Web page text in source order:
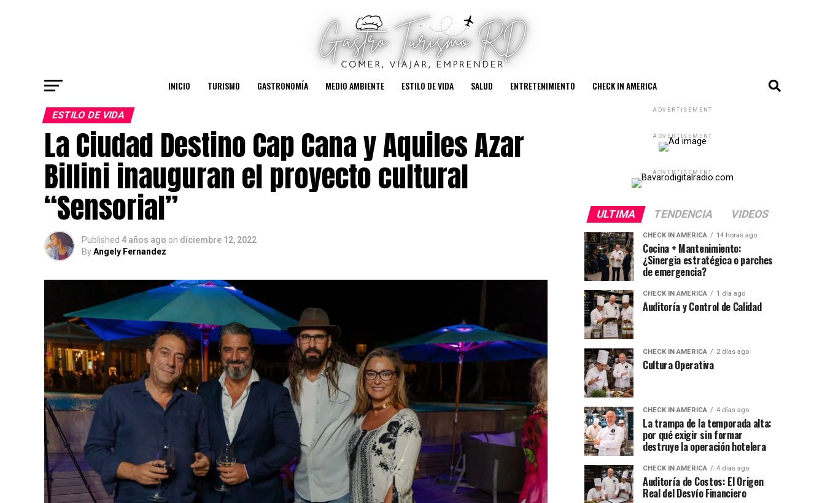
INICIO TURISMO GASTRONOMÍA MEDIO AMBIENTE ESTILO DE VIDA SALUD ENTRETENIMIENTO CHECK IN AMERICA
ESTILO DE VIDA
La Ciudad Destino Cap Cana y Aquiles Azar
Billini inauguran el proyecto cultural
“Sensorial”
Published 4 años ago on diciembre 12, 2022
ByAngely Fernandez
ADVERTISEMENT
ADVERTISEMENT
ADVERTISEMENT
ULTIMA TENDENCIA VIDEOS
CHECK IN AMERICA 14 horas ago
Cocina + Mantenimiento:
¿Sinergia estratégica o parches
de emergencia?
CHECK IN AMERICA 1 día ago
Auditoría y Control de Calidad
CHECK IN AMERICA 2 días ago
Cultura Operativa
CHECK IN AMERICA 4 días ago
La trampa de la temporada alta:
por qué exigir sin formar
destruye la operación hotelera
CHECK IN AMERICA 4 días ago
Auditoría de Costos: El Origen
Real del Desvío Financiero